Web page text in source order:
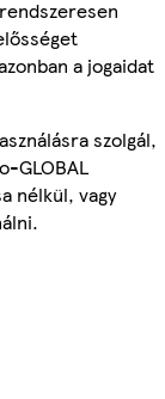
a jogaidat
szolgál,
GLOBAL
nélkül, vagy